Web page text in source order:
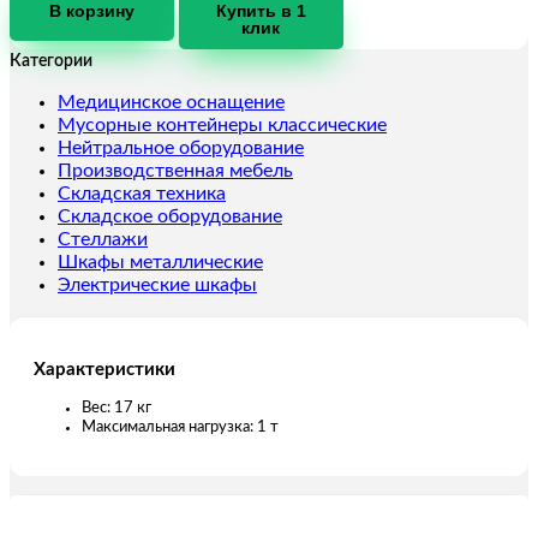
Таль
ТРШБп-
1,0-
У3
Н=6
м
В корзину
Купить в 1
клик
Категории
Медицинское оснащение
Мусорные контейнеры классические
Нейтральное оборудование
Производственная мебель
Складская техника
Складское оборудование
Стеллажи
Шкафы металлические
Электрические шкафы
Характеристики
Вес: 17 кг
Максимальная нагрузка: 1 т